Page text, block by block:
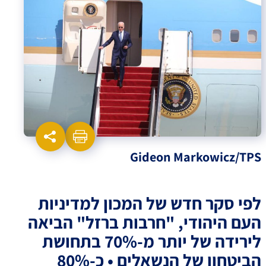
Gideon Markowicz/TPS
לפי סקר חדש של המכון למדיניות
העם היהודי, "חרבות ברזל" הביאה
לירידה של יותר מ-70% בתחושת
הביטחון של הנשאלים • כ-80%